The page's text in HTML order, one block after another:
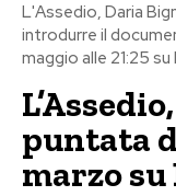
L'Assedio, Daria
introdurre il
maggio alle 21:25 su
puntata
marzo su